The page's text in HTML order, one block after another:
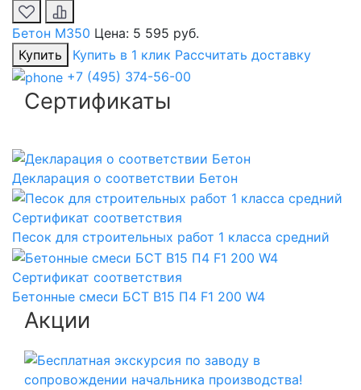
Бетон М350 Цена: 5 595 руб.
Купить
Купить в 1 клик Рассчитать доставку
+7 (495) 374-56-00
Сертификаты
Декларация о соответствии Бетон
Сертификат соответствия
Песок для строительных работ 1 класса средний
Сертификат соответствия
Бетонные смеси БСТ B15 П4 F1 200 W4
Акции